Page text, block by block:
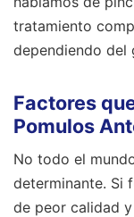
tratamiento
dependiendo del
Factores
Pomulos
No todo el
determinante. Si
de peor calidad